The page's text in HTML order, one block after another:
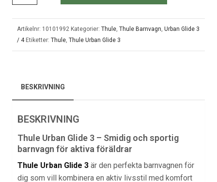
Artikelnr: 10101992 Kategorier: Thule, Thule Barnvagn, Urban Glide 3
/ 4 Etiketter: Thule, Thule Urban Glide 3
BESKRIVNING
BESKRIVNING
Thule Urban Glide 3 – Smidig och sportig
barnvagn för aktiva föräldrar
Thule Urban Glide 3 är den perfekta barnvagnen för
dig som vill kombinera en aktiv livsstil med komfort